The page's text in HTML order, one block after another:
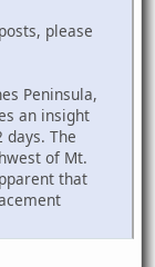
please
Peninsula,
an insight
The
of Mt.
that